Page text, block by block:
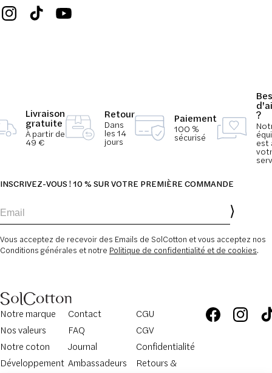
Livraison
gratuite
À partir de
49 €
Retour
Dans
les 14
jours
Paiement
100 %
sécurisé
?
est
INSCRIVEZ-VOUS ! 10 % SUR VOTRE PREMIÈRE COMMANDE
Vous acceptez de recevoir des Emails de SolCotton et vous acceptez nos
Conditions générales et notre Politique de confidentialité et de cookies.
Notre marque
Nos valeurs
Notre coton
Développement
Contact
FAQ
Journal
Ambassadeurs
CGU
CGV
Confidentialité
Retours &